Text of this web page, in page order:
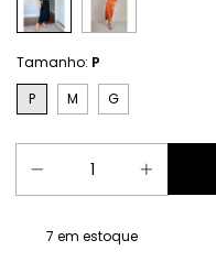
Tamanho: P
P
M G
7 em estoque